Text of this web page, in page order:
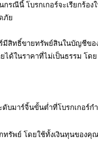
กรณีนี้ โบรกเกอร์จะเรียกร้อ
ภัย
ร์มีสิทธิ์ขายทรัพย์สินในบัญชีข
ด้ในราคาที่ไม่เป็นธรรม โดย
ดับมาร์จิ้นขั้นต่ำที่โบรกเกอร์ก
ทรัพย์ โดยใช้ทั้งเงินทุนของคุ